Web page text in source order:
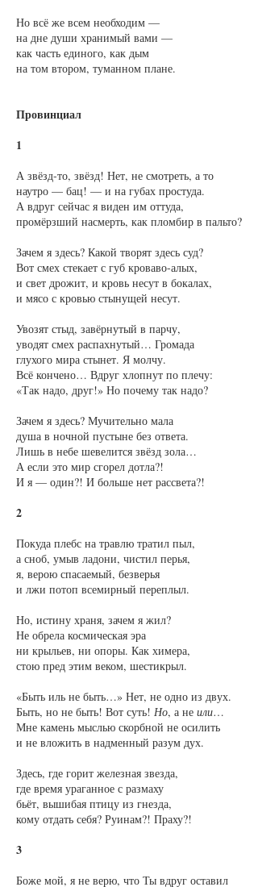
Но всё же всем необходим —
на дне души хранимый вами —
как часть единого, как дым
на том втором, туманном плане.
Провинциал
1
А звёзд-то, звёзд! Нет, не смотреть, а то
наутро — бац! — и на губах простуда.
А вдруг сейчас я виден им оттуда,
промёрзший насмерть, как пломбир в пальто?
Зачем я здесь? Какой творят здесь суд?
Вот смех стекает с губ кроваво-алых,
и свет дрожит, и кровь несут в бокалах,
и мясо с кровью стынущей несут.
Увозят стыд, завёрнутый в парчу,
уводят смех распахнутый… Громада
глухого мира стынет. Я молчу.
Всё кончено… Вдруг хлопнут по плечу:
«Так надо, друг!» Но почему так надо?
Зачем я здесь? Мучительно мала
душа в ночной пустыне без ответа.
Лишь в небе шевелится звёзд зола…
А если это мир сгорел дотла?!
И я — один?! И больше нет рассвета?!
2
Покуда плебс на травлю тратил пыл,
а сноб, умыв ладони, чистил перья,
я, верою спасаемый, безверья
и лжи потоп всемирный переплыл.
Но, истину храня, зачем я жил?
Не обрела космическая эра
ни крыльев, ни опоры. Как химера,
стою пред этим веком, шестикрыл.
«Быть иль не быть…» Нет, не одно из двух.
Быть, но не быть! Вот суть! Но, а не или…
Мне камень мыслью скорбной не осилить
и не вложить в надменный разум дух.
Здесь, где горит железная звезда,
где время ураганное с размаху
бьёт, вышибая птицу из гнезда,
кому отдать себя? Руинам?! Праху?!
3
Боже мой, я не верю, что Ты вдруг оставил